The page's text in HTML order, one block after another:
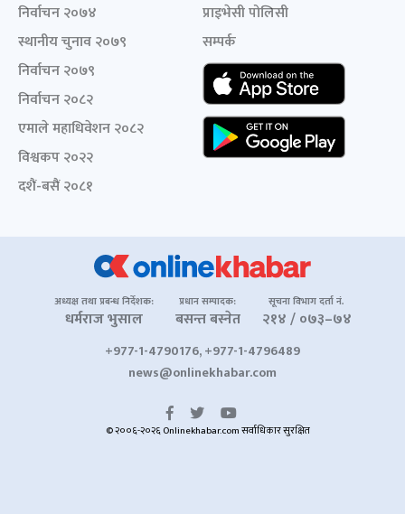
निर्वाचन २०७४
स्थानीय चुनाव २०७९
निर्वाचन २०७९
निर्वाचन २०८२
एमाले महाधिवेशन २०८२
विश्वकप २०२२
दशैं-बसैं २०८१
प्राइभेसी पोलिसी
सम्पर्क
अध्यक्ष तथा प्रबन्ध निर्देशक:
धर्मराज भुसाल
प्रधान सम्पादक:
बसन्त बस्नेत
सूचना विभाग दर्ता नं.
२१४ / ०७३–७४
+977-1-4790176, +977-1-4796489
news@onlinekhabar.com
© २००६-२०२६ Onlinekhabar.com सर्वाधिकार सुरक्षित